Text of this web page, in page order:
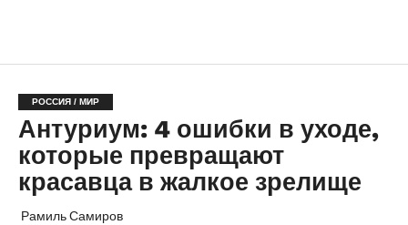
РОССИЯ / МИР
Антуриум: 4 ошибки в уходе,
которые превращают
красавца в жалкое зрелище
Рамиль Самиров